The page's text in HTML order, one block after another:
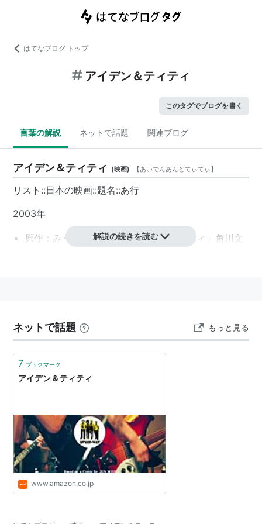
はてなブログ トップ
アイデン＆ティティ
このタグでブログを書く
言葉の解説 ネットで話題 関連ブログ
アイデン＆ティティ (映画) 【あいでんあんどてぃてぃ】
リスト::日本の映画::題名::あ行
2003年
原作： みうらじゅん(「アイデン＆ティティ」角川文
撮影監督：高間費治(J.S.C.)
照明：上保正道
録音：岩倉雅之
助監督：崎田憲一
制作担当：梶川信幸、村瀬正憲
出演
峯田和伸
解説の続きを読む
ネットで話題 もっと見る
7 ブックマーク
アイデン & ティティ
www.amazon.co.jp